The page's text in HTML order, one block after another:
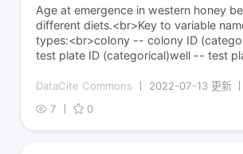
Age at emergence in western honey
different diets.<br>Key to variable
types:<br>colony -- colony ID
test plate ID (categorical)well -- test
DataCite Commons
2022-07-13 更新
7
0